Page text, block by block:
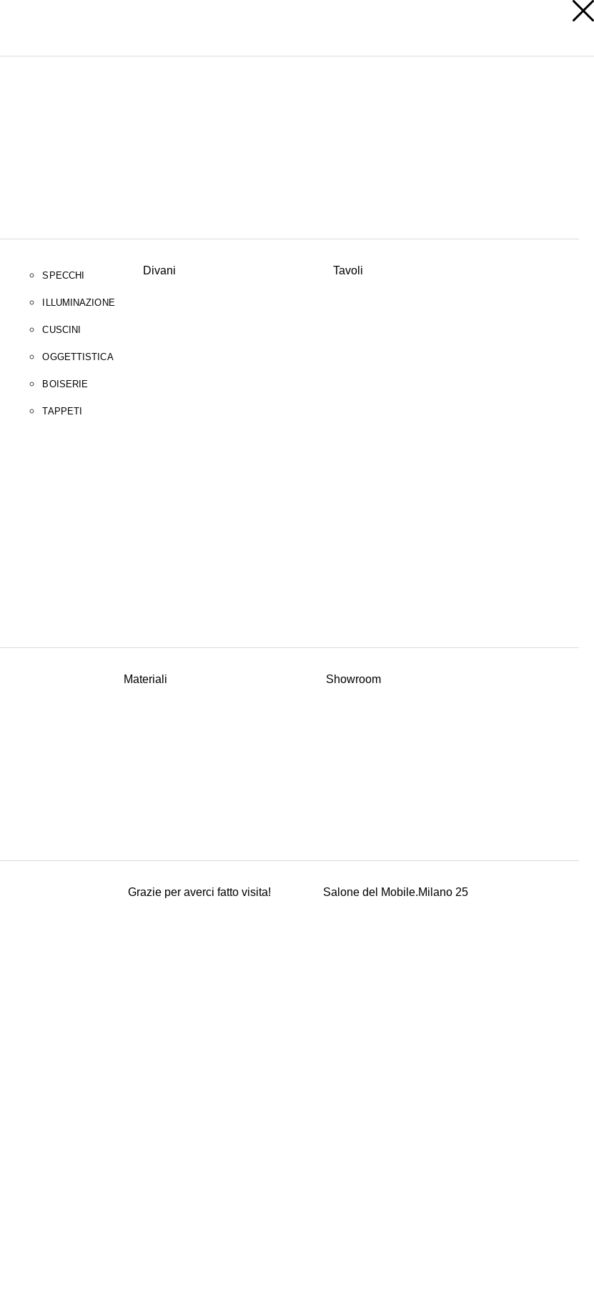
SPECCHI
ILLUMINAZIONE
CUSCINI
OGGETTISTICA
BOISERIE
TAPPETI
Divani Tavoli
Materiali Showroom
Grazie per averci fatto visita! Salone del Mobile.Milano 25